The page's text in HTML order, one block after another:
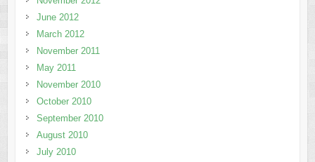
June 2012
March 2012
November 2011
May 2011
November 2010
October 2010
September 2010
August 2010
July 2010